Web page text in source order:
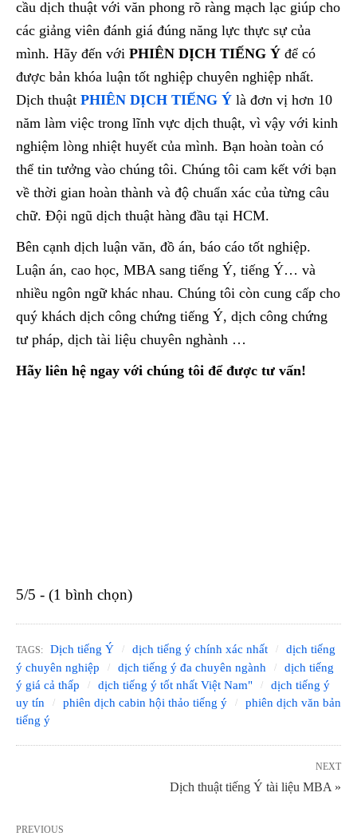
cầu dịch thuật với văn phong rõ ràng mạch lạc giúp cho
các giảng viên đánh giá đúng năng lực thực sự của
mình. Hãy đến với PHIÊN DỊCH TIẾNG Ý để có
được bản khóa luận tốt nghiệp chuyên nghiệp nhất.
Dịch thuật PHIÊN DỊCH TIẾNG Ý là đơn vị hơn 10
năm làm việc trong lĩnh vực dịch thuật, vì vậy với kinh
nghiệm lòng nhiệt huyết của mình. Bạn hoàn toàn có
thể tin tưởng vào chúng tôi. Chúng tôi cam kết với bạn
về thời gian hoàn thành và độ chuẩn xác của từng câu
chữ. Đội ngũ dịch thuật hàng đầu tại HCM.
Bên cạnh dịch luận văn, đồ án, báo cáo tốt nghiệp.
Luận án, cao học, MBA sang tiếng Ý, tiếng Ý… và
nhiều ngôn ngữ khác nhau. Chúng tôi còn cung cấp cho
quý khách dịch công chứng tiếng Ý, dịch công chứng
tư pháp, dịch tài liệu chuyên nghành …
Hãy liên hệ ngay với chúng tôi để được tư vấn!
5/5 - (1 bình chọn)
TAGS: Dịch tiếng Ý dịch tiếng ý chính xác nhất
dịch tiếng
ý chuyên nghiệp
dịch tiếng ý đa chuyên ngành
dịch tiếng
ý giá cả thấp
dịch tiếng ý tốt nhất Việt Nam"
dịch tiếng ý
uy tín
phiên dịch cabin hội thảo tiếng ý
phiên dịch văn bản
tiếng ý
NEXT
Dịch thuật tiếng Ý tài liệu MBA »
PREVIOUS